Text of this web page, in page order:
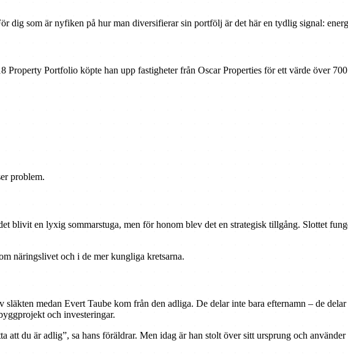
dig som är nyfiken på hur man diversifierar sin portfölj är det här en tydlig signal:
Property Portfolio köpte han upp fastigheter från Oscar Properties för ett värde över
problem.
blivit en lyxig sommarstuga, men för honom blev det en strategisk tillgång. Slottet
näringslivet och i de mer kungliga kretsarna.
medan Evert Taube kom från den adliga. De delar inte bara efternamn – de
och investeringar.
du är adlig”, sa hans föräldrar. Men idag är han stolt över sitt ursprung och